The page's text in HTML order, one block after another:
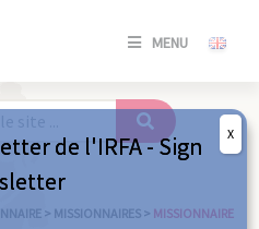
MENU
SE
/
> MISSIONNAIRES > MISSIONNAIRE
de l'IRFA - Sign
X